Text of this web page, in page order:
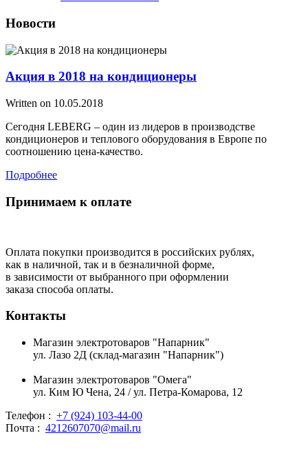
Новости
Акция в 2018 на кондиционеры
Written on 10.05.2018
Сегодня LEBERG – один из лидеров в производстве
кондиционеров и теплового оборудования в Европе по
соотношению цена-качество.
Подробнее
Принимаем к оплате
Оплата покупки производится в российских рублях,
как в наличной, так и в безналичной форме,
в зависимости от выбранного при оформлении
заказа способа оплаты.
Контакты
Магазин электротоваров "Напарник"
ул. Лазо 2Д (склад-магазин "Напарник")
Магазин электротоваров "Омега"
ул. Ким Ю Чена, 24 / ул. Петра-Комарова, 12
Телефон : +7 (924) 103-44-00
Почта : 4212607070@mail.ru